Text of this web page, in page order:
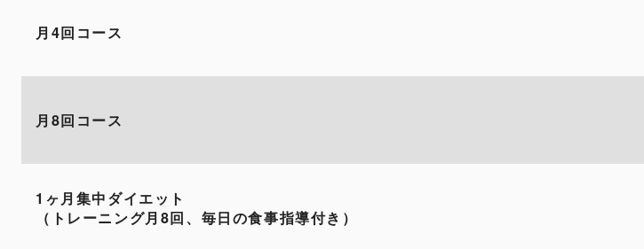
月4回コース
月8回コース
1ヶ月集中ダイエット
（トレーニング月8回、毎日の食事指導付き）